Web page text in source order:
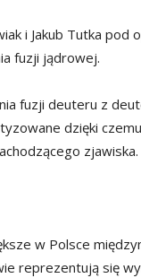
i Jakub Tutka pod
fuzji jądrowej.
fuzji deuteru z
dzięki
zjawiska.
w Polsce
reprezentują się